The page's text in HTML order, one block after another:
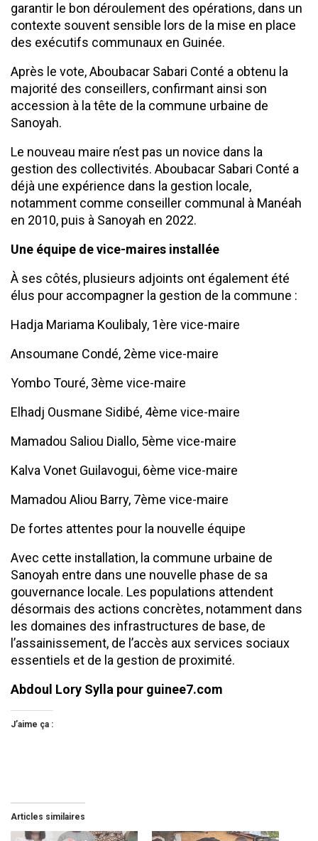
garantir le bon déroulement des opérations, dans un
contexte souvent sensible lors de la mise en place
des exécutifs communaux en Guinée.
Après le vote, Aboubacar Sabari Conté a obtenu la
majorité des conseillers, confirmant ainsi son
accession à la tête de la commune urbaine de
Sanoyah.
Le nouveau maire n’est pas un novice dans la
gestion des collectivités. Aboubacar Sabari Conté a
déjà une expérience dans la gestion locale,
notamment comme conseiller communal à Manéah
en 2010, puis à Sanoyah en 2022.
Une équipe de vice-maires installée
À ses côtés, plusieurs adjoints ont également été
élus pour accompagner la gestion de la commune :
Hadja Mariama Koulibaly, 1ère vice-maire
Ansoumane Condé, 2ème vice-maire
Yombo Touré, 3ème vice-maire
Elhadj Ousmane Sidibé, 4ème vice-maire
Mamadou Saliou Diallo, 5ème vice-maire
Kalva Vonet Guilavogui, 6ème vice-maire
Mamadou Aliou Barry, 7ème vice-maire
De fortes attentes pour la nouvelle équipe
Avec cette installation, la commune urbaine de
Sanoyah entre dans une nouvelle phase de sa
gouvernance locale. Les populations attendent
désormais des actions concrètes, notamment dans
les domaines des infrastructures de base, de
l’assainissement, de l’accès aux services sociaux
essentiels et de la gestion de proximité.
Abdoul Lory Sylla pour guinee7.com
J’aime ça :
Articles similaires